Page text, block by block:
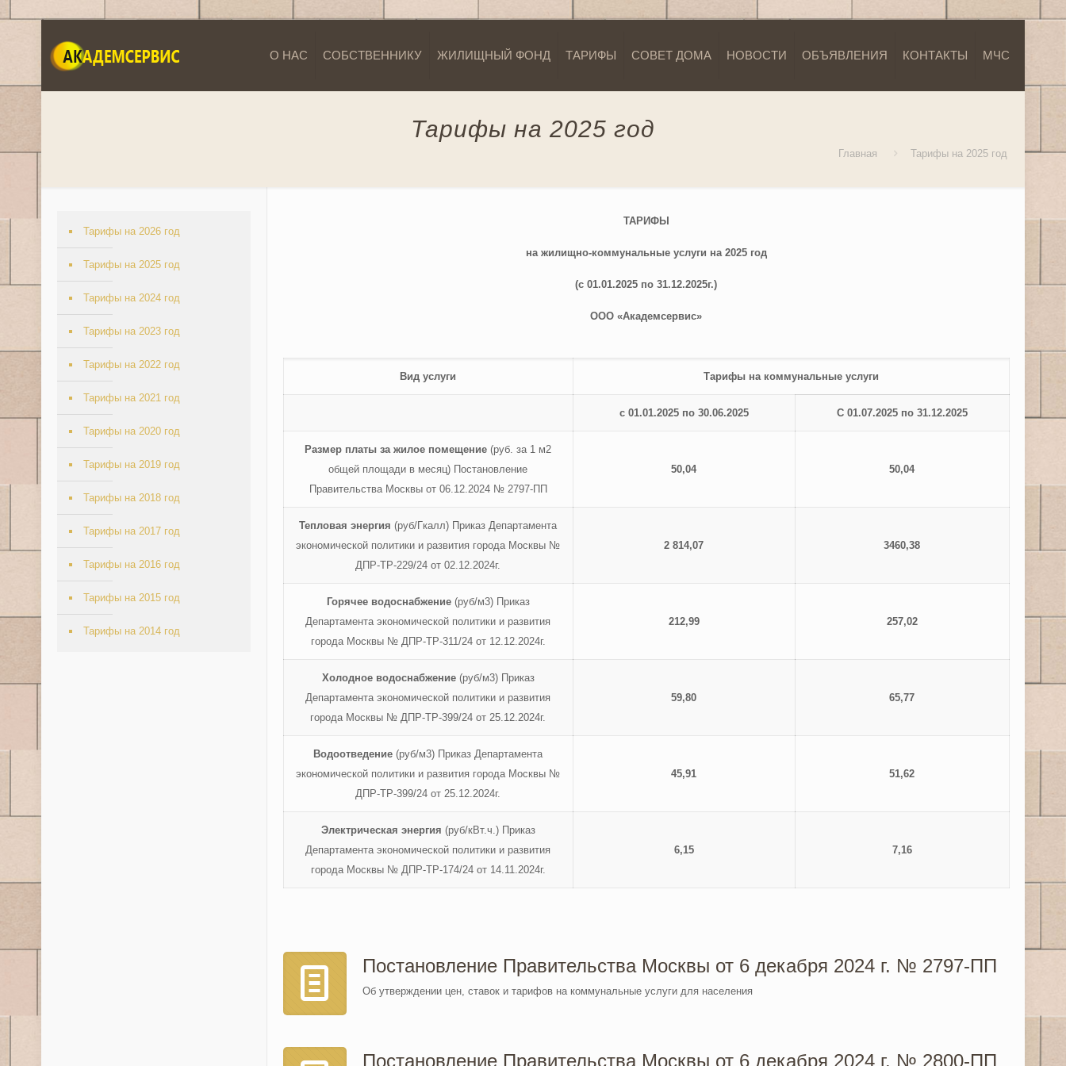
О НАС СОБСТВЕННИКУ ЖИЛИЩНЫЙ ФОНД ТАРИФЫ СОВЕТ ДОМА НОВОСТИ ОБЪЯВЛЕНИЯ КОНТАКТЫ МЧС
Тарифы на 2025 год
Главная Тарифы на 2025 год
ТАРИФЫ
на жилищно-коммунальные услуги на 2025 год
(с 01.01.2025 по 31.12.2025г.)
ООО «Академсервис»
Вид услуги Тарифы на коммунальные услуги
с 01.01.2025 по 30.06.2025 С 01.07.2025 по 31.12.2025
Размер платы за жилое помещение(руб. за 1 м2
общей площади в месяц) Постановление
Правительства Москвы от 06.12.2024 № 2797-ПП
50,04 50,04
Тепловая энергия(руб/Гкалл) Приказ Департамента
экономической политики и развития города Москвы №
ДПР-ТР-229/24 от 02.12.2024г.
2 814,07 3460,38
Горячее водоснабжение (руб/м3) Приказ
Департамента экономической политики и развития
города Москвы № ДПР-ТР-311/24 от 12.12.2024г.
212,99 257,02
Холодное водоснабжение (руб/м3) Приказ
Департамента экономической политики и развития
города Москвы № ДПР-ТР-399/24 от 25.12.2024г.
59,80 65,77
Водоотведение (руб/м3) Приказ Департамента
экономической политики и развития города Москвы №
ДПР-ТР-399/24 от 25.12.2024г.
45,91 51,62
Электрическая энергия (руб/кВт.ч.) Приказ
Департамента экономической политики и развития
города Москвы № ДПР-ТР-174/24 от 14.11.2024г.
6,15 7,16
Постановление Правительства Москвы от 6 декабря 2024 г. № 2797-ПП
Об утверждении цен, ставок и тарифов на коммунальные услуги для населения
Постановление Правительства Москвы от 6 декабря 2024 г. № 2800-ПП
Тарифы на 2026 год
Тарифы на 2025 год
Тарифы на 2024 год
Тарифы на 2023 год
Тарифы на 2022 год
Тарифы на 2021 год
Тарифы на 2020 год
Тарифы на 2019 год
Тарифы на 2018 год
Тарифы на 2017 год
Тарифы на 2016 год
Тарифы на 2015 год
Тарифы на 2014 год